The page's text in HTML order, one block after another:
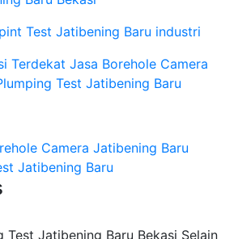
Test Jatibening Baru industri
Terdekat Jasa Borehole Camera
Test Jatibening Baru
Camera Jatibening Baru
Jatibening Baru
Test Jatibening Baru Bekasi Selain